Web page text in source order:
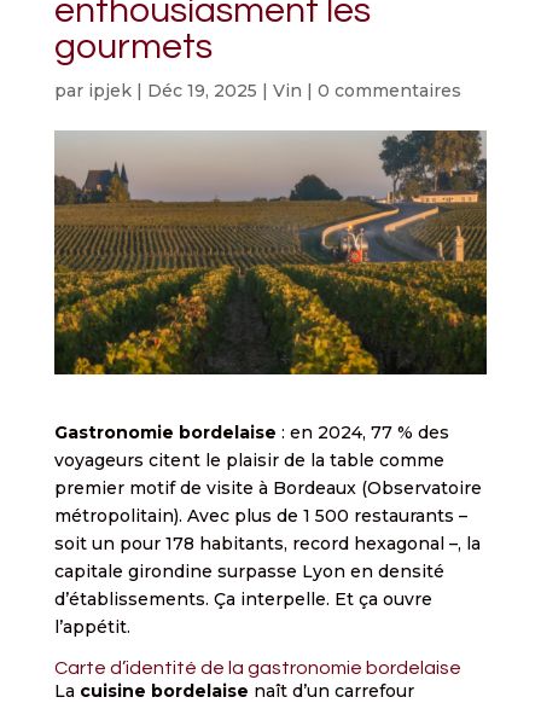
enthousiasment les
gourmets
par ipjek| Déc 19, 2025 | Vin | 0 commentaires
Gastronomie bordelaise : en 2024, 77 % des
voyageurs citent le plaisir de la table comme
premier motif de visite à Bordeaux (Observatoire
métropolitain). Avec plus de 1 500 restaurants –
soit un pour 178 habitants, record hexagonal –, la
capitale girondine surpasse Lyon en densité
d’établissements. Ça interpelle. Et ça ouvre
l’appétit.
Carte d’identité de la gastronomie bordelaise
La cuisine bordelaise naît d’un carrefour